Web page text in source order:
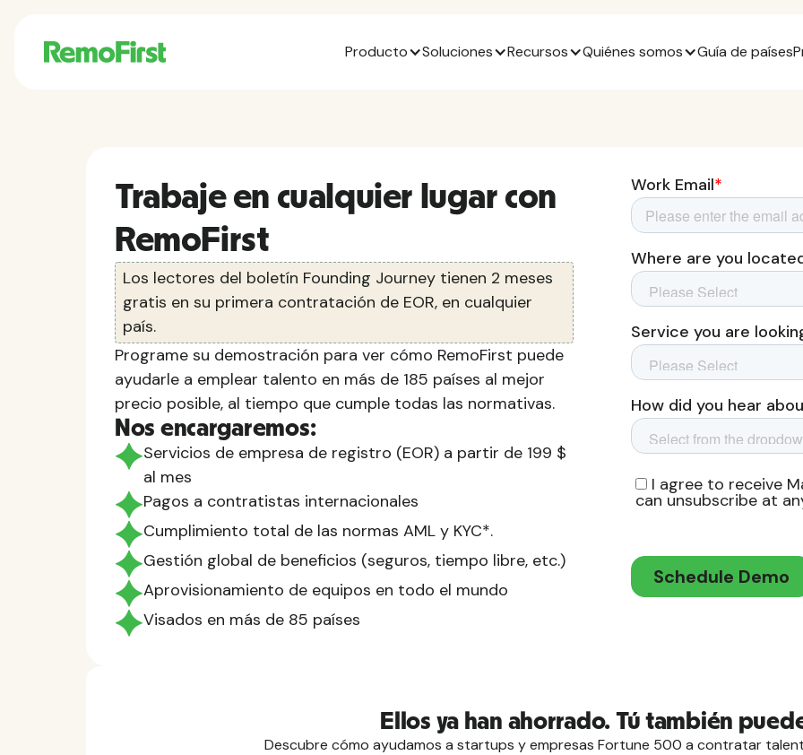
Producto Soluciones Recursos Quiénes somos Guía de países
Trabaje en cualquier lugar con
RemoFirst
Los lectores del boletín Founding Journey tienen 2 meses
gratis en su primera contratación de EOR, en cualquier
país.
Programe su demostración para ver cómo RemoFirst puede
ayudarle a emplear talento en más de 185 países al mejor
precio posible, al tiempo que cumple todas las normativas.
Nos encargaremos:
Servicios de empresa de registro (EOR) a partir de 199 $
al mes
Pagos a contratistas internacionales
Cumplimiento total de las normas AML y KYC*.
Gestión global de beneficios (seguros, tiempo libre, etc.)
Aprovisionamiento de equipos en todo el mundo
Visados en más de 85 países
Ellos ya han ahorrado. Tú también
Descubre cómo ayudamos a startups y empresas Fortune 500 a contratar